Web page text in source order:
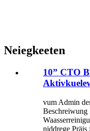
Neiegkeeten
10” CTO
vum Admin
Beschreiwung
niddrege Präis